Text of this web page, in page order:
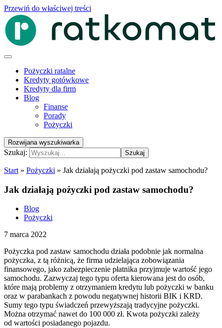
Przewiń do właściwej treści
Pożyczki ratalne
Kredyty gotówkowe
Kredyty dla firm
Blog
Finanse
Porady
Pożyczki
Rozwijana wyszukiwarka
Szukaj: Szukaj
Start » Pożyczki » Jak działają pożyczki pod zastaw samochodu?
Jak działają pożyczki pod zastaw samochodu?
Blog
Pożyczki
7 marca 2022
Pożyczka pod zastaw samochodu działa podobnie jak normalna
pożyczka, z tą różnicą, że firma udzielająca zobowiązania
finansowego, jako zabezpieczenie płatnika przyjmuje wartość jego
samochodu. Zazwyczaj tego typu oferta kierowana jest do osób,
które mają problemy z otrzymaniem kredytu lub pożyczki w banku
oraz w parabankach z powodu negatywnej historii BIK i KRD.
Sumy tego typu świadczeń przewyższają tradycyjne pożyczki.
Można otrzymać nawet do 100 000 zł. Kwota pożyczki zależy
od wartości posiadanego pojazdu.